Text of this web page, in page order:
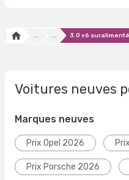
... ...
Voitures neuves
Marques neuves
Prix Opel 2026
Prix Porsche 2026